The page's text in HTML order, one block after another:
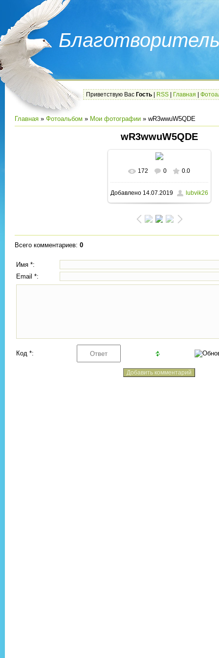
Приветствую Вас Гость RSS Главная
Главная » Фотоальбом » Мои фотографии » wR3wwuW5QDE
wR3wwuW5QDE
В реальном размере
1280x800/ 174.0Kb
172 0 0.0
Добавлено14.07.2019 lubvik26
Всего комментариев: 0
Имя *:
Email *:
Код *: